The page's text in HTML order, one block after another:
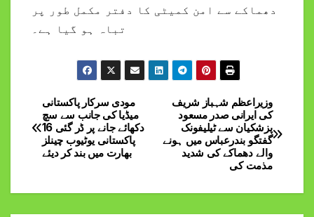
دھماکے سے امن کمیٹی کا دفتر مکمل طور پر
تباہ ہو گیا ہے۔
Post
navigation
وزیراعظم شہباز شریف
کی ایرانی صدر مسعود
پزشکیان سے ٹیلیفونک
گفتگو بندرعباس میں ہونے
والے دھماکے کی شدید
مذمت کی
مودی سرکار پاکستانی
میڈیا کی جانب سے سچ
دکھائے جانے پر ڈر گئی 16
پاکستانی یوٹیوب چینلز
بھارت میں بند کر دیئے